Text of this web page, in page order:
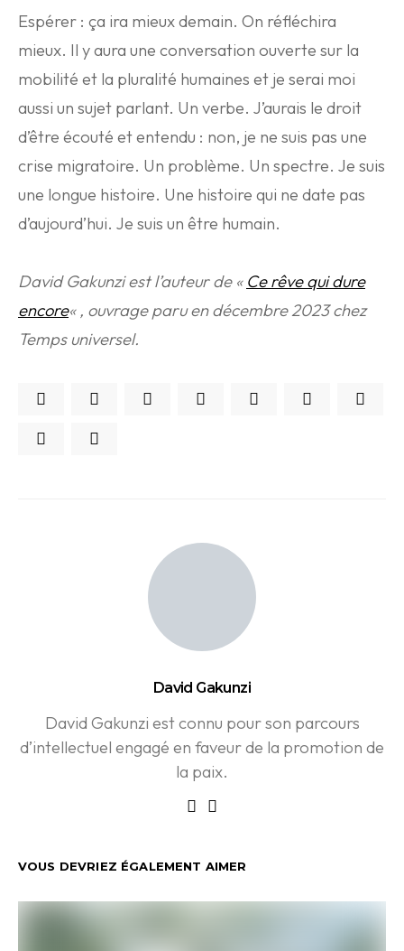
Espérer : ça ira mieux demain. On réfléchira
mieux. Il y aura une conversation ouverte sur la
mobilité et la pluralité humaines et je serai moi
aussi un sujet parlant. Un verbe. J’aurais le droit
d’être écouté et entendu : non, je ne suis pas une
crise migratoire. Un problème. Un spectre. Je suis
une longue histoire. Une histoire qui ne date pas
d’aujourd’hui. Je suis un être humain.
David Gakunzi est l’auteur de « Ce rêve qui dure
encore« , ouvrage paru en décembre 2023 chez
Temps universel.
David Gakunzi
David Gakunzi est connu pour son parcours
d’intellectuel engagé en faveur de la promotion de
la paix.
VOUS DEVRIEZ ÉGALEMENT AIMER